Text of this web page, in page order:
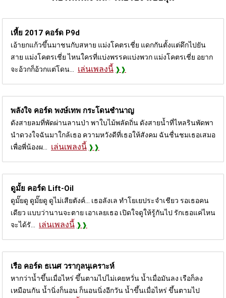
เหี้ย 2017 คอร์ด P9d
เอ้ายกแก้วขึ้นมาชนกับสหาย แม่งโคตรเชี่ย แดกกันตั้งแต่ดึกไปยัน
สาย แม่งโคตรเชี่ย ไหนใครที่แบ่งพรรคแบ่งพวก แม่งโคตรเชี่ย อยาก
จะอ้วกก็อ้วกแต่โดน...
เล่นเพลงนี้
พลังใจ คอร์ด พงษ์เทพ กระโดนชำนาญ
ดังสายลมที่พัดผ่านลานป่า พาใบไม้พลัดถิ่น ดังสายน้ำที่ไหลรินพัดพา
นำดวงใจฉันมาใกล้เธอ ความหวังดีที่เธอให้สังคม ฉันชื่นชมเธอเสมอ
เพื่อพี่น้องผ...
เล่นเพลงนี้
ดูมั้ย คอร์ด Lift-Oil
ดูมั๊ยดู ดูมั๊ยดู ดูไม่เสียตังค์... เธอลังเล ทำโยเยประจำเชียว รอเธอคน
เดียว แบบว่านานจะตาย เอาเลยเธอ เปิดใจดูให้รู้กันไป รักเธอแค่ไหน
จะได้รั...
เล่นเพลงนี้
เรือ คอร์ด ธเนศ วรากุลนุเคราะห์
หากว่าน้ำขึ้นเมื่อไหร่ ขึ้นตามไปไม่เคยหวั่น น้ำเมื่อมันลง เรือก็ลง
เหมือนกัน น้ำนิ่งก็นอน ก็นอนนิ่งอีกวัน น้ำขึ้นเมื่อไหร่ ขึ้นตามไป